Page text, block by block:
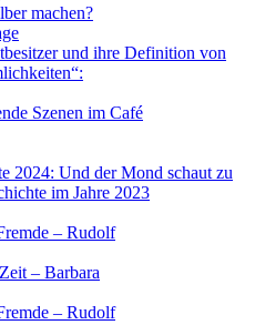
machen?
und ihre Definition von
Szenen im Café
2024: Und der Mond schaut zu
im Jahre 2023
– Rudolf
– Barbara
– Rudolf